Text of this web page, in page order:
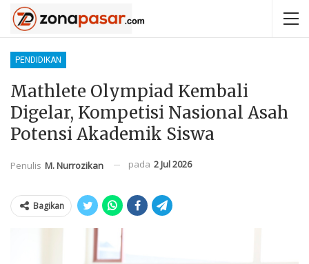
PENDIDIKAN
Mathlete Olympiad Kembali
Digelar, Kompetisi Nasional Asah
Potensi Akademik Siswa
Penulis M. Nurrozikan pada 2 Jul 2026
Bagikan